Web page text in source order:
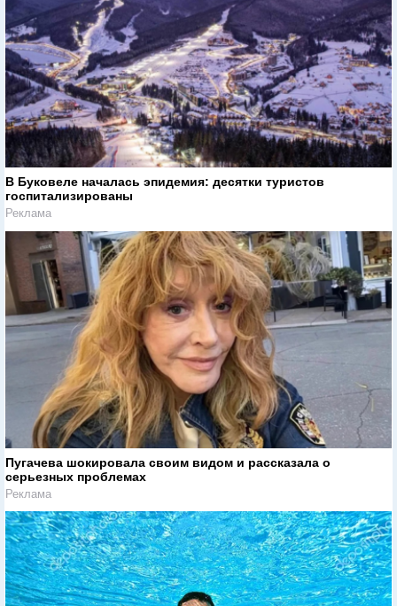
В Буковеле началась эпидемия: десятки туристов
госпитализированы
Реклама
Пугачева шокировала своим видом и рассказала о
серьезных проблемах
Реклама